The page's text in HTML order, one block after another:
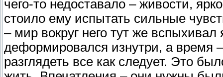
чего-то недоставало – живости,
стоило ему испытать сильные
– мир вокруг него тут же
деформировался изнутри, а время
разглядеть все как следует. Это